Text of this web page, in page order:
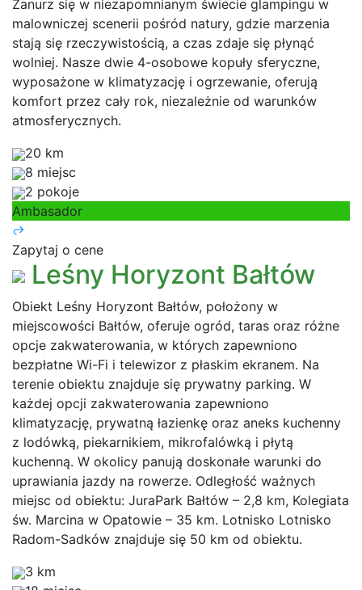
Zanurz się w niezapomnianym świecie glampingu w
malowniczej scenerii pośród natury, gdzie marzenia
stają się rzeczywistością, a czas zdaje się płynąć
wolniej. Nasze dwie 4-osobowe kopuły sferyczne,
wyposażone w klimatyzację i ogrzewanie, oferują
komfort przez cały rok, niezależnie od warunków
atmosferycznych.
20 km
8 miejsc
2 pokoje
Ambasador
Zapytaj o cene
Leśny Horyzont Bałtów
Obiekt Leśny Horyzont Bałtów, położony w
miejscowości Bałtów, oferuje ogród, taras oraz różne
opcje zakwaterowania, w których zapewniono
bezpłatne Wi-Fi i telewizor z płaskim ekranem. Na
terenie obiektu znajduje się prywatny parking. W
każdej opcji zakwaterowania zapewniono
klimatyzację, prywatną łazienkę oraz aneks kuchenny
z lodówką, piekarnikiem, mikrofalówką i płytą
kuchenną. W okolicy panują doskonałe warunki do
uprawiania jazdy na rowerze. Odległość ważnych
miejsc od obiektu: JuraPark Bałtów – 2,8 km, Kolegiata
św. Marcina w Opatowie – 35 km. Lotnisko Lotnisko
Radom-Sadków znajduje się 50 km od obiektu.
3 km